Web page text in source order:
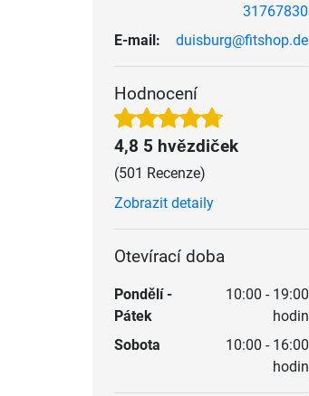
31767830
E-mail:
duisburg@fitshop.de
Hodnocení
4,8 5 hvězdiček
(501 Recenze)
Zobrazit detaily
Otevírací doba
Pondělí -
Pátek
10:00 - 19:00
hodin
Sobota
10:00 - 16:00
hodin